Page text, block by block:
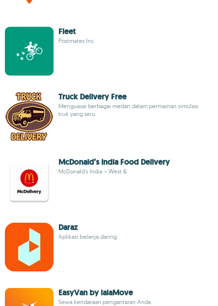
Fleet
Postmates Inc.
Truck Delivery Free
Menguasai berbagai medan dalam permainan simulasi
truk yang seru
McDonald’s India Food Delivery
McDonald's India – West &
Daraz
Aplikasi belanja daring
EasyVan by lalaMove
Sewa kendaraan pengantaran Anda